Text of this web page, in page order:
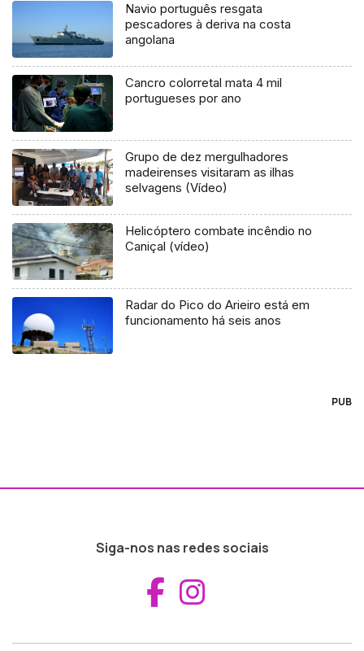
Navio português resgata
pescadores à deriva na costa
angolana
Cancro colorretal mata 4 mil
portugueses por ano
Grupo de dez mergulhadores
madeirenses visitaram as ilhas
selvagens (Vídeo)
Helicóptero combate incêndio no
Caniçal (vídeo)
Radar do Pico do Arieiro está em
funcionamento há seis anos
PUB
Siga-nos nas redes sociais
Aceder ao